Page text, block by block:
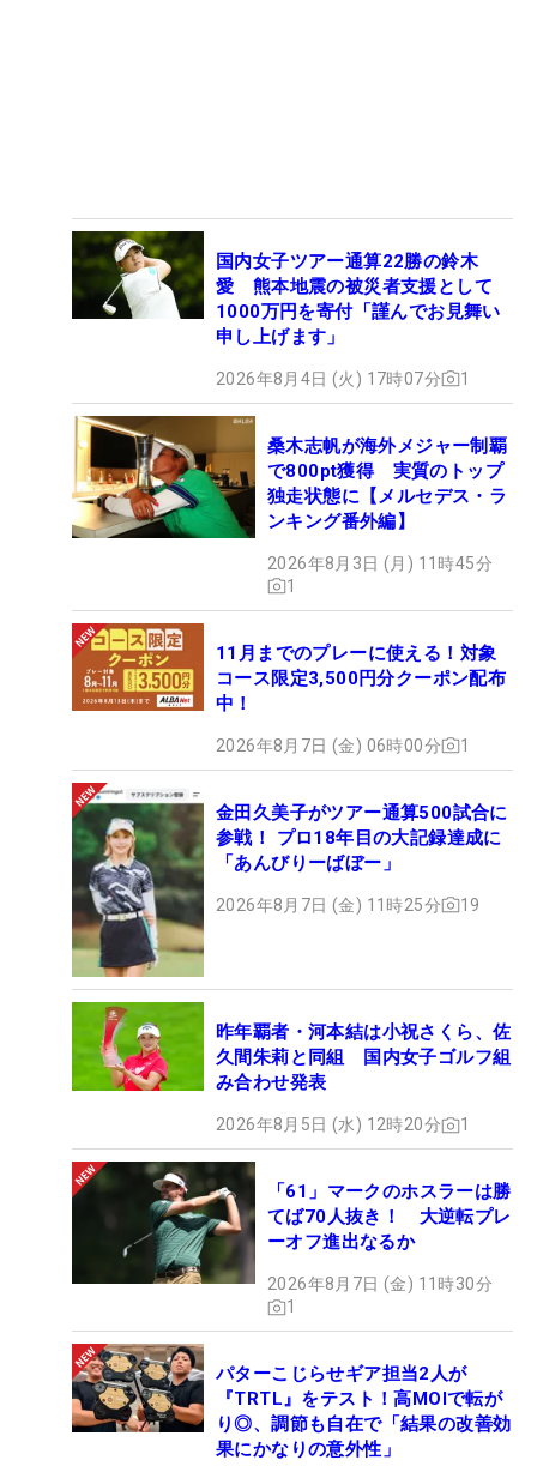
国内女子ツアー通算22勝の鈴木
愛 熊本地震の被災者支援として
1000万円を寄付「謹んでお見舞い
申し上げます」
2026年8月4日 (火) 17時07分 1
桑木志帆が海外メジャー制覇
で800pt獲得 実質のトップ
独走状態に【メルセデス・ラ
ンキング番外編】
2026年8月3日 (月) 11時45分
1
11月までのプレーに使える！対象
コース限定3,500円分クーポン配布
中！
2026年8月7日 (金) 06時00分 1
金田久美子がツアー通算500試合に
参戦！ プロ18年目の大記録達成に
「あんびりーばぼー」
2026年8月7日 (金) 11時25分 19
昨年覇者・河本結は小祝さくら、佐
久間朱莉と同組 国内女子ゴルフ組
み合わせ発表
2026年8月5日 (水) 12時20分 1
「61」マークのホスラーは勝
てば70人抜き！ 大逆転プレ
ーオフ進出なるか
2026年8月7日 (金) 11時30分
1
パターこじらせギア担当2人が
『TRTL』をテスト！高MOIで転が
り◎、調節も自在で「結果の改善効
果にかなりの意外性」